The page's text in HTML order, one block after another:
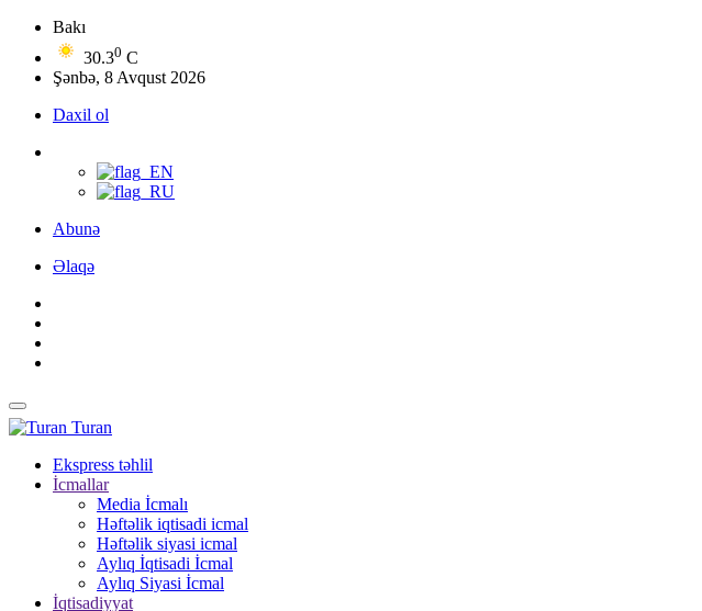
Bakı
30.30 C
Şənbə, 8 Avqust 2026
Daxil ol
Abunə
Əlaqə
Turan
Ekspress təhlil
İcmallar
Media İcmalı
Həftəlik iqtisadi icmal
Həftəlik siyasi icmal
Aylıq İqtisadi İcmal
Aylıq Siyasi İcmal
İqtisadiyyat